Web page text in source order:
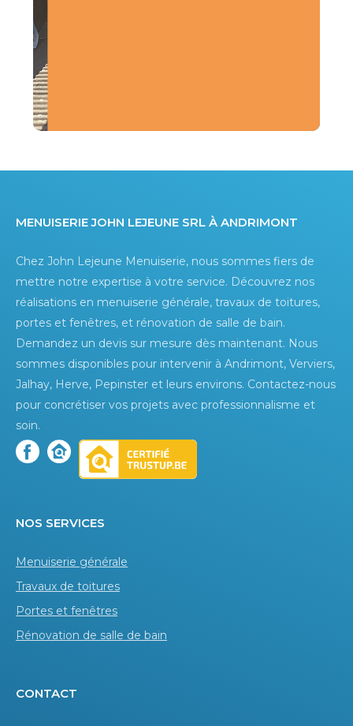
Menuiserie John Lejeune srl à Andrimont
Chez John Lejeune Menuiserie, nous sommes fiers de
mettre notre expertise à votre service. Découvrez nos
réalisations en menuiserie générale, travaux de toitures,
portes et fenêtres, et rénovation de salle de bain.
Demandez un devis sur mesure dès maintenant. Nous
sommes disponibles pour intervenir à Andrimont, Verviers,
Jalhay, Herve, Pepinster et leurs environs. Contactez-nous
pour concrétiser vos projets avec professionnalisme et
soin.
Nos services
Menuiserie générale
Travaux de toitures
Portes et fenêtres
Rénovation de salle de bain
Contact